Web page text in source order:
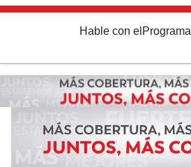
Hable con el Programa